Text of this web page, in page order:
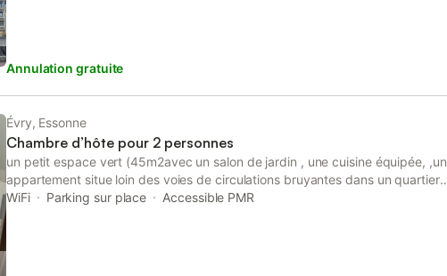
Annulation gratuite
Évry, Essonne
Chambre d’hôte pour 2 personnes
un petit espace vert (45m2avec un salon de jardin , une cuisine équipée, ,un
appartement situe loin des voies de circulations bruyantes dans un quartier
paisible et ses commerçants, A 1 h de Paris centre .
WiFi Parking sur place Accessible PMR